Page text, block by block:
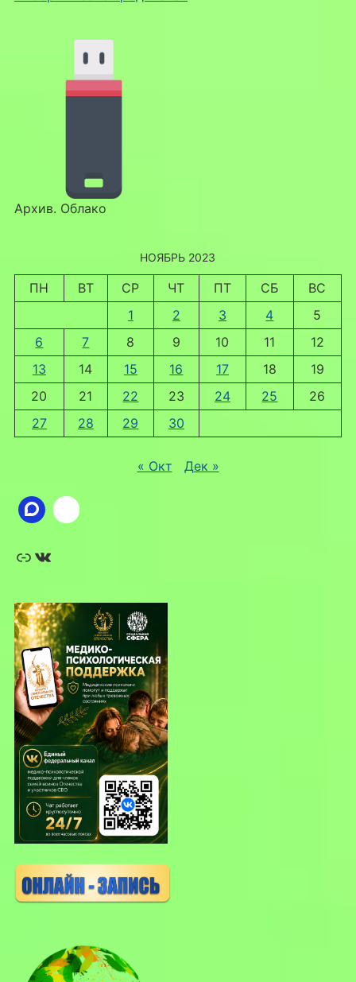
Архив. Облако
НОЯБРЬ 2023
ПН ВТ СР ЧТ ПТ СБ
ВС
1
2 3 4
5
6
7 8 9 10 11
12
13
14 15 16 17 18
19
20
21 22 23 24 25
26
27
28 29 30
« Окт Дек »
Ссылка